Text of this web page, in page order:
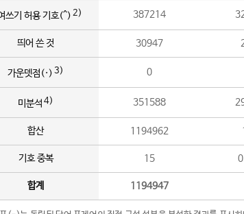
쓰기 허용 기호(^) 2) 387214
띄어 쓴 것 30947
가운뎃점(·) 3) 0
미분석 4) 351588
합산 1194962
기호 중복 15
합계 1194947